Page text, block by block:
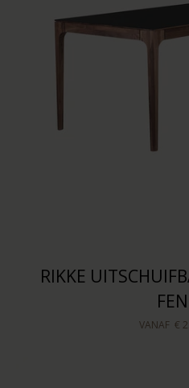
RIKKE
VANAF €